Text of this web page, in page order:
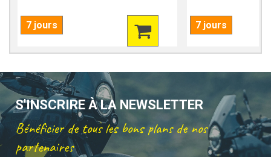
7 jours 7 jours
S'INSCRIRE À LA NEWSLETTER
Bénéficier de tous les bons plans de nos
partenaires